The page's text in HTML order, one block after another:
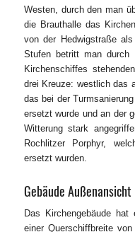
Westen, durch den man
die Brauthalle das
von der Hedwigstraße
Stufen betritt man
Kirchenschiffes
drei Kreuze: westlich das
das bei der
ersetzt wurde und an der
Witterung stark
Rochlitzer Porphyr,
ersetzt wurden.
Gebäude Außenansicht
Das Kirchengebäude
einer Querschiffbreite